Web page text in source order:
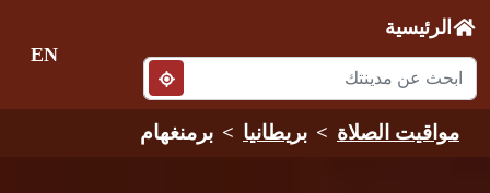
الرئيسية
EN
مواقيت الصلاة بريطانيا برمنغهام